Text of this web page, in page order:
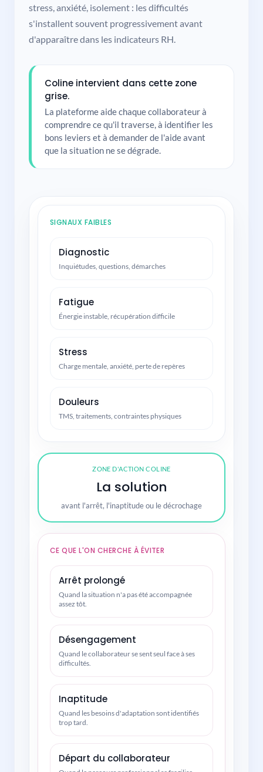
stress, anxiété, isolement : les difficultés
s'installent souvent progressivement avant
d'apparaître dans les indicateurs RH.
Coline intervient dans cette zone
grise.
La plateforme aide chaque collaborateur à
comprendre ce qu'il traverse, à identifier les
bons leviers et à demander de l'aide avant
que la situation ne se dégrade.
SIGNAUX FAIBLES
Diagnostic
Inquiétudes, questions, démarches
Fatigue
Énergie instable, récupération difficile
Stress
Charge mentale, anxiété, perte de repères
Douleurs
TMS, traitements, contraintes physiques
ZONE D'ACTION COLINE
La solution
avant l'arrêt, l'inaptitude ou le décrochage
CE QUE L'ON CHERCHE À ÉVITER
Arrêt prolongé
Quand la situation n'a pas été accompagnée
assez tôt.
Désengagement
Quand le collaborateur se sent seul face à ses
difficultés.
Inaptitude
Quand les besoins d'adaptation sont identifiés
trop tard.
Départ du collaborateur